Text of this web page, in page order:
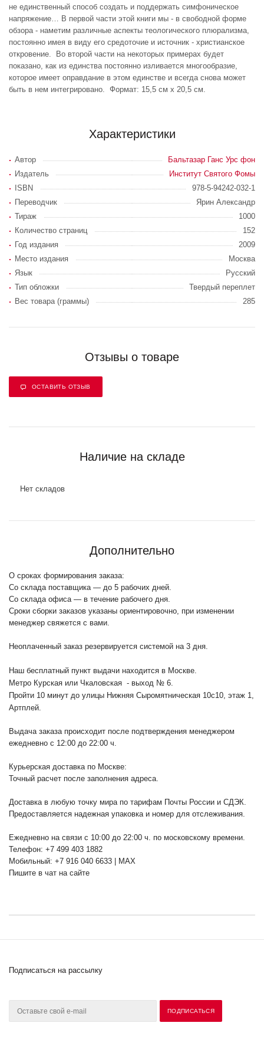
не единственный способ создать и поддержать симфоническое
напряжение… В первой части этой книги мы - в свободной форме
обзора - наметим различные аспекты теологического плюрализма,
постоянно имея в виду его средоточие и источник - христианское
откровение. Во второй части на некоторых примерах будет
показано, как из единства постоянно изливается многообразие,
которое имеет оправдание в этом единстве и всегда снова может
быть в нем интегрировано. Формат: 15,5 см х 20,5 см.
Характеристики
Автор
Бальтазар Ганс Урс фон
Издатель
Институт Святого Фомы
ISBN
978-5-94242-032-1
Переводчик
Ярин Александр
Тираж
1000
Количество страниц
152
Год издания
2009
Место издания
Москва
Язык
Русский
Тип обложки
Твердый переплет
Вес товара (граммы)
285
Отзывы о товаре
ОСТАВИТЬ ОТЗЫВ
Наличие на складе
Нет складов
Дополнительно
О сроках формирования заказа:
Со склада поставщика — до 5 рабочих дней.
Со склада офиса — в течение рабочего дня.
Сроки сборки заказов указаны ориентировочно, при изменении
менеджер свяжется с вами.
Неоплаченный заказ резервируется системой на 3 дня.
Наш бесплатный пункт выдачи находится в Москве.
Метро Курская или Чкаловская - выход № 6.
Пройти 10 минут до улицы Нижняя Сыромятническая 10с10, этаж 1,
Артплей.
Выдача заказа происходит после подтверждения менеджером
ежедневно с 12:00 до 22:00 ч.
Курьерская доставка по Москве:
Точный расчет после заполнения адреса.
Доставка в любую точку мира по тарифам Почты России и СДЭК.
Предоставляется надежная упаковка и номер для отслеживания.
Ежедневно на связи с 10:00 до 22:00 ч. по московскому времени.
Телефон: +7 499 403 1882
Мобильный: +7 916 040 6633 | MAX
Пишите в чат на сайте
Подписаться на рассылку